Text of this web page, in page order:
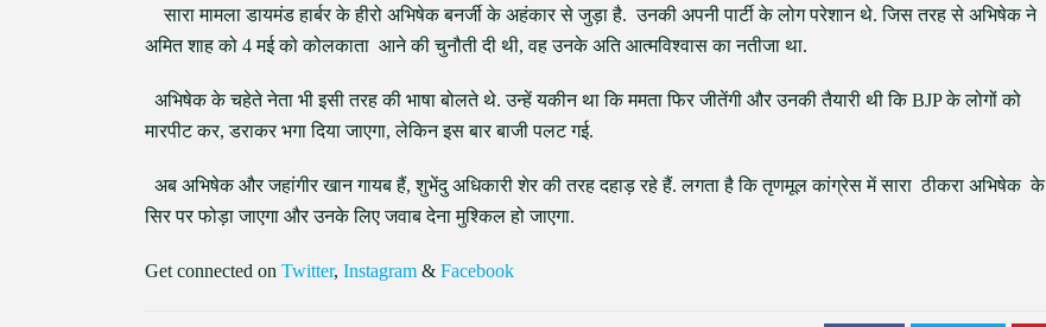
सारा मामला डायमंड हार्बर के हीरो अभिषेक बनर्जी के अहंकार से जुड़ा है. उनकी अपनी पार्टी के लोग परेशान थे. जिस तरह से अभिषेक ने
अमित शाह को 4 मई को कोलकाता आने की चुनौती दी थी, वह उनके अति आत्मविश्वास का नतीजा था.
अभिषेक के चहेते नेता भी इसी तरह की भाषा बोलते थे. उन्हें यकीन था कि ममता फिर जीतेंगी और उनकी तैयारी थी कि BJP के लोगों को
मारपीट कर, डराकर भगा दिया जाएगा, लेकिन इस बार बाजी पलट गई.
अब अभिषेक और जहांगीर खान गायब हैं, शुभेंदु अधिकारी शेर की तरह दहाड़ रहे हैं. लगता है कि तृणमूल कांग्रेस में सारा ठीकरा अभिषेक के
सिर पर फोड़ा जाएगा और उनके लिए जवाब देना मुश्किल हो जाएगा.
Get connected on Twitter, Instagram & Facebook